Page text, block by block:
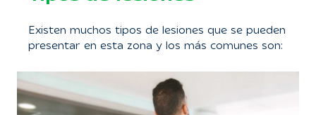
Existen muchos tipos de lesiones que se pueden
presentar en esta zona y los más comunes son: